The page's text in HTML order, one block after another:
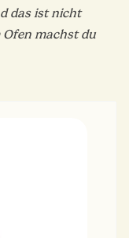
das ist nicht
machst du